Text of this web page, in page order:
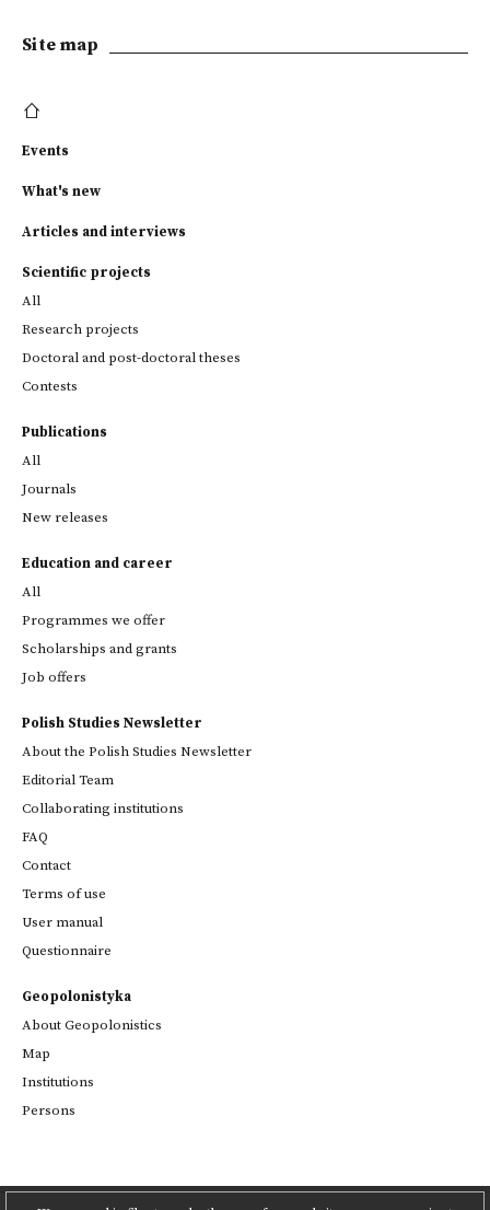
Site map
Events
What's new
Articles and interviews
Scientific projects
All
Research projects
Doctoral and post-doctoral theses
Contests
Publications
All
Journals
New releases
Education and career
All
Programmes we offer
Scholarships and grants
Job offers
Polish Studies Newsletter
About the Polish Studies Newsletter
Editorial Team
Collaborating institutions
FAQ
Contact
Terms of use
User manual
Questionnaire
Geopolonistyka
About Geopolonistics
Map
Institutions
Persons